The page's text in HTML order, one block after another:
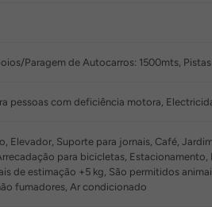
Paragem de Autocarros: 1500mts,
pessoas com deficiência motora,
Elevador, Suporte para jornais, Café,
para bicicletas, Estacionamento,
de estimação +5 kg, São permitidos
fumadores, Ar condicionado